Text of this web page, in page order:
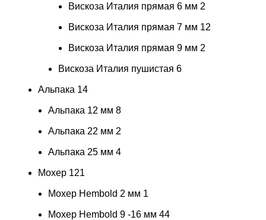
Вискоза Италия прямая 6 мм 2
Вискоза Италия прямая 7 мм 12
Вискоза Италия прямая 9 мм 2
Вискоза Италия пушистая 6
Альпака 14
Альпака 12 мм 8
Альпака 22 мм 2
Альпака 25 мм 4
Мохер 121
Мохер Hembold 2 мм 1
Мохер Hembold 9 -16 мм 44